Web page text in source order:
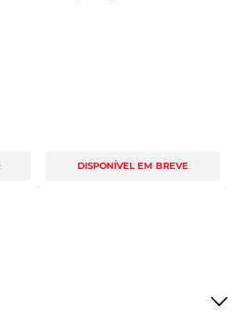
DISPONÍVEL EM BREVE